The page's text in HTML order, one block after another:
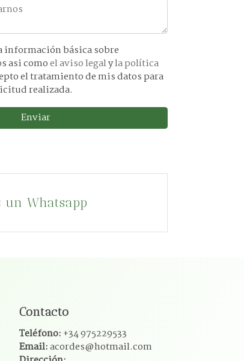
protección de datos asi comoel aviso legalyla política
el tratamiento de mis datos para
realizada.
Enviar
un Whatsapp
Contacto
Teléfono: +34 975229533
Email:acordes@hotmail.com